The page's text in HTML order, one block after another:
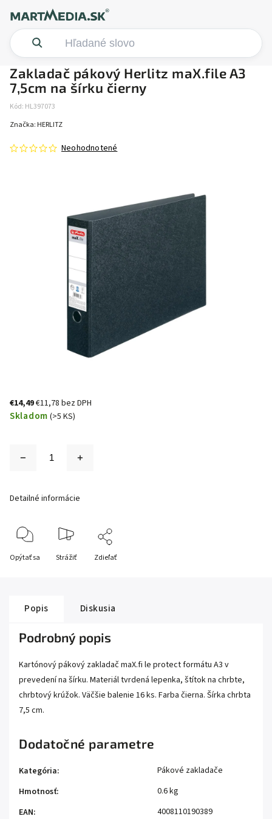
Zakladač pákový Herlitz maX.file A3
7,5cm na šírku čierny
Kód: HL397073
Neohodnotené
Značka: HERLITZ
€14,49€11,78 bez DPH
Skladom (>5 KS)
Detailné informácie
Opýtať sa Strážiť Zdieľať
Popis Diskusia
Podrobný popis
Kartónový pákový zakladač maX.fi le protect formátu A3 v
prevedení na šírku. Materiál tvrdená lepenka, štítok na chrbte,
chrbtový krúžok. Väčšie balenie 16 ks. Farba čierna. Šírka chrbta
7,5 cm.
Dodatočné parametre
Kategória:
Pákové zakladače
Hmotnosť:
0.6 kg
EAN:
4008110190389